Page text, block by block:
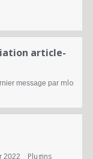
article-
message par mlo
2022 Plugins